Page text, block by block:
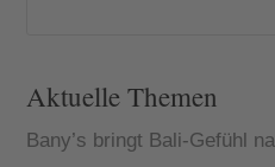
Aktuelle Themen
Bany’s bringt Bali-Gefühl